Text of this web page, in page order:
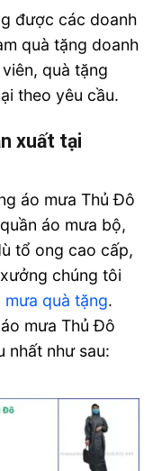
được các doanh
quà tặng doanh
quà tặng
theo yêu cầu.
xuất tại
áo mưa Thủ Đô
áo mưa bộ,
tổ ong cao cấp,
chúng tôi
mưa quà tặng.
mưa Thủ Đô
nhất như sau: